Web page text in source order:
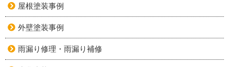
屋根塗装事例
外壁塗装事例
雨漏り修理・雨漏り補修